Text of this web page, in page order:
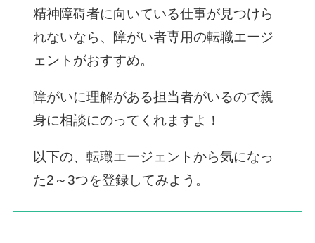
精神障碍者に向いている仕事が見つけら
れないなら、障がい者専用の転職エージ
ェントがおすすめ。
障がいに理解がある担当者がいるので親
身に相談にのってくれますよ！
以下の、転職エージェントから気になっ
た2～3つを登録してみよう。